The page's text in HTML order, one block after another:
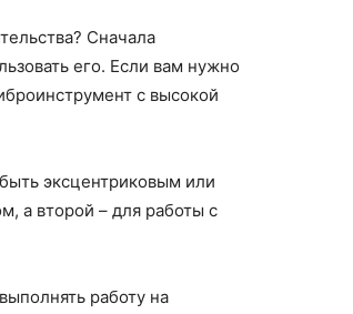
Сначала
его. Если вам нужно
с высокой
эксцентриковым или
а второй – для работы с
работу на